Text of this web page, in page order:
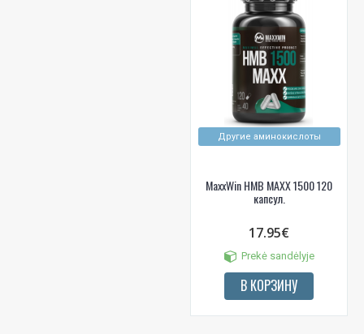
Другие аминокислоты
MaxxWin HMB MAXX 1500 120
капсул.
17.95€
Prekė sandėlyje
В КОРЗИНУ